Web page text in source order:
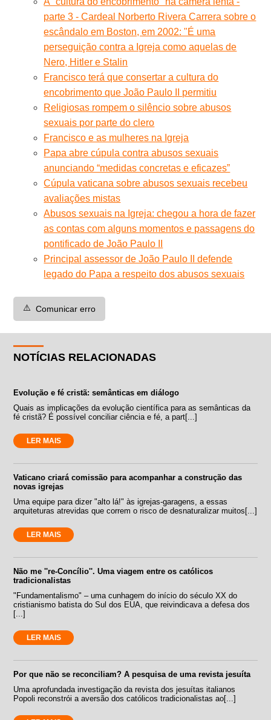
parte 3 - Cardeal Norberto Rivera Carrera sobre o
escândalo em Boston, em 2002: "É uma
perseguição contra a Igreja como aquelas de
Nero, Hitler e Stalin
Francisco terá que consertar a cultura do
encobrimento que João Paulo II permitiu
Religiosas rompem o silêncio sobre abusos
sexuais por parte do clero
Francisco e as mulheres na Igreja
Papa abre cúpula contra abusos sexuais
anunciando “medidas concretas e eficazes”
Cúpula vaticana sobre abusos sexuais recebeu
avaliações mistas
Abusos sexuais na Igreja: chegou a hora de fazer
as contas com alguns momentos e passagens do
pontificado de João Paulo II
Principal assessor de João Paulo II defende
legado do Papa a respeito dos abusos sexuais
⚠️ Comunicar erro
NOTÍCIAS RELACIONADAS
Evolução e fé cristã: semânticas em diálogo
Quais as implicações da evolução científica para as semânticas da
fé cristã? É possível conciliar ciência e fé, a part[...]
LER MAIS
Vaticano criará comissão para acompanhar a construção das
novas igrejas
Uma equipe para dizer "alto lá!" às igrejas-garagens, a essas
arquiteturas atrevidas que correm o risco de desnaturalizar muitos[...]
LER MAIS
Não me ''re-Concílio''. Uma viagem entre os católicos
tradicionalistas
"Fundamentalismo" – uma cunhagem do início do século XX do
cristianismo batista do Sul dos EUA, que reivindicava a defesa dos
[...]
LER MAIS
Por que não se reconciliam? A pesquisa de uma revista jesuíta
Uma aprofundada investigação da revista dos jesuítas italianos
Popoli reconstrói a aversão dos católicos tradicionalistas ao[...]